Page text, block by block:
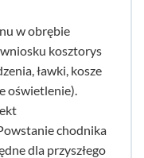
w obrębie
kosztorys
ławki, kosze
oświetlenie).
chodnika
dla przyszłego